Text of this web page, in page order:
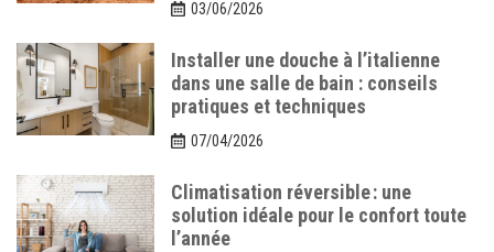
03/06/2026
Installer une douche à l’italienne
dans une salle de bain : conseils
pratiques et techniques
07/04/2026
Climatisation réversible : une
solution idéale pour le confort toute
l’année